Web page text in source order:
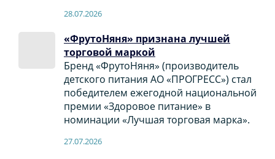
28.07.2026
«ФрутоНяня» признана лучшей
торговой маркой
Бренд «ФрутоНяня» (производитель
детского питания АО «ПРОГРЕСС») стал
победителем ежегодной национальной
премии «Здоровое питание» в
номинации «Лучшая торговая марка».
27.07.2026